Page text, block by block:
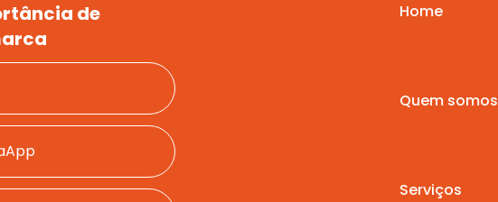
de
Home
Quem somos
Serviços